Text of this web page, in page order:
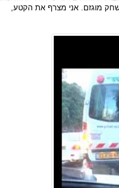
מוגזם. אני מצרף את הקטע,